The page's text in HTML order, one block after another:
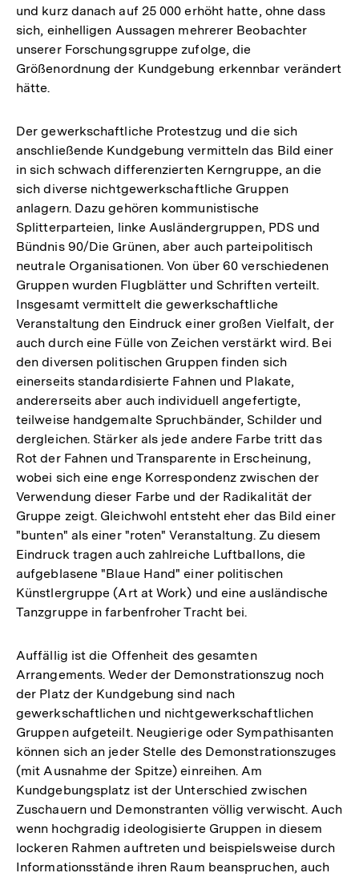
und kurz danach auf 25 000 erhöht hatte, ohne dass
sich, einhelligen Aussagen mehrerer Beobachter
unserer Forschungsgruppe zufolge, die
Größenordnung der Kundgebung erkennbar verändert
hätte.
Der gewerkschaftliche Protestzug und die sich
anschließende Kundgebung vermitteln das Bild einer
in sich schwach differenzierten Kerngruppe, an die
sich diverse nichtgewerkschaftliche Gruppen
anlagern. Dazu gehören kommunistische
Splitterparteien, linke Ausländergruppen, PDS und
Bündnis 90/Die Grünen, aber auch parteipolitisch
neutrale Organisationen. Von über 60 verschiedenen
Gruppen wurden Flugblätter und Schriften verteilt.
Insgesamt vermittelt die gewerkschaftliche
Veranstaltung den Eindruck einer großen Vielfalt, der
auch durch eine Fülle von Zeichen verstärkt wird. Bei
den diversen politischen Gruppen finden sich
einerseits standardisierte Fahnen und Plakate,
andererseits aber auch individuell angefertigte,
teilweise handgemalte Spruchbänder, Schilder und
dergleichen. Stärker als jede andere Farbe tritt das
Rot der Fahnen und Transparente in Erscheinung,
wobei sich eine enge Korrespondenz zwischen der
Verwendung dieser Farbe und der Radikalität der
Gruppe zeigt. Gleichwohl entsteht eher das Bild einer
"bunten" als einer "roten" Veranstaltung. Zu diesem
Eindruck tragen auch zahlreiche Luftballons, die
aufgeblasene "Blaue Hand" einer politischen
Künstlergruppe (Art at Work) und eine ausländische
Tanzgruppe in farbenfroher Tracht bei.
Auffällig ist die Offenheit des gesamten
Arrangements. Weder der Demonstrationszug noch
der Platz der Kundgebung sind nach
gewerkschaftlichen und nichtgewerkschaftlichen
Gruppen aufgeteilt. Neugierige oder Sympathisanten
können sich an jeder Stelle des Demonstrationszuges
(mit Ausnahme der Spitze) einreihen. Am
Kundgebungsplatz ist der Unterschied zwischen
Zuschauern und Demonstranten völlig verwischt. Auch
wenn hochgradig ideologisierte Gruppen in diesem
lockeren Rahmen auftreten und beispielsweise durch
Informationsstände ihren Raum beanspruchen, auch